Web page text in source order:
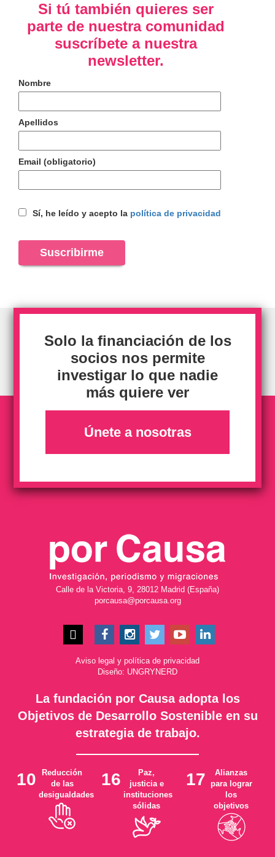
Si tú también quieres ser
parte de nuestra comunidad
suscríbete a nuestra
newsletter.
Nombre
Apellidos
Email (obligatorio)
Sí, he leído y acepto la política de privacidad
Solo la financiación de los
socios nos permite
investigar lo que nadie
más quiere ver
Únete a nosotras
Calle de la Victoria, 9, 28012 Madrid (España)
porcausa@porcausa.org
Aviso legal y política de privacidad
Diseño: UNGRYNERD
La fundación por Causa adopta los
Objetivos de Desarrollo Sostenible en su
estrategia de trabajo.
10
Reducción
de las
desigualdades
16
Paz,
justicia e
instituciones
sólidas
17
Alianzas
para lograr
los
objetivos